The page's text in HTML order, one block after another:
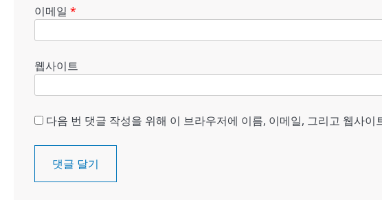
이메일 *
웹사이트
다음 번 댓글 작성을 위해 이 브라우저에 이름, 이메일, 그리고 웹사이